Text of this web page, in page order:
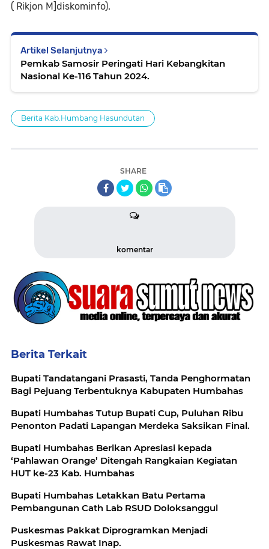
( Rikjon M]diskominfo).
Artikel Selanjutnya
Pemkab Samosir Peringati Hari Kebangkitan
Nasional Ke-116 Tahun 2024.
Berita Kab.Humbang Hasundutan
SHARE
komentar
Berita Terkait
Bupati Tandatangani Prasasti, Tanda Penghormatan
Bagi Pejuang Terbentuknya Kabupaten Humbahas
Bupati Humbahas Tutup Bupati Cup, Puluhan Ribu
Penonton Padati Lapangan Merdeka Saksikan Final.
Bupati Humbahas Berikan Apresiasi kepada
‘Pahlawan Orange’ Ditengah Rangkaian Kegiatan
HUT ke-23 Kab. Humbahas
Bupati Humbahas Letakkan Batu Pertama
Pembangunan Cath Lab RSUD Doloksanggul
Puskesmas Pakkat Diprogramkan Menjadi
Puskesmas Rawat Inap.